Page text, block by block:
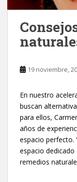
19 noviembre,
En nuestro
buscan
para ellos,
años de
espacio perfecto.
espacio
remedios